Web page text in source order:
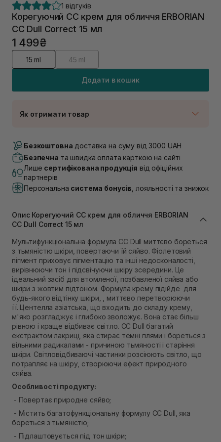
1 відгуків
Корегуючий СС крем для обличчя ERBORIAN
CC Dull Correct 15 мл
1 499₴
15 ml 45 ml
Додати в кошик
Як отримати товар
Немає в наявності!
В наявності
Самовивіз м. Львів, вул. Академіка Підстригача, 1В
(Duck’s Lake)
Немає в наявності!
В наявності
Самовивіз м. Львів, вул. Степана Бандери 45
Самовивіз м. Рівне, вул. 16-го Липня, 15
В наявності
Самовивіз м. Рівне, вул. Кулика і Гудачека 23 (ТЦ
Екватор)
Немає в наявності!
Безкоштовна доставка на суму від 3000 UAH
Безпечна та швидка оплата карткою на сайті
Лише сертифікована продукція від офіційних
партнерів
Персональна система бонусів , лояльності та знижок
Опис Корегуючий СС крем для обличчя ERBORIAN
CC Dull Correct 15 мл
Мультифункціональна формула CC Dull миттєво бореться
з тьмяністю шкіри, повертаючи їй сяйво. Фіолетовий
пігмент приховує пігментацію та інші недосконалості,
вирівнюючи тон і підсвічуючи шкіру зсередини. Це
ідеальний засіб для втомленої, позбавленої сяйва або
шкіри з жовтим підтоном. Формула крему підійде для
будь-якого відтінку шкіри, , миттєво перетворюючи
її. Центелла азіатська, що входить до складу крему,
м'яко розгладжує і глибоко зволожує. Вона стає більш
рівною і краще відбиває світло. СС Dull багатий
екстрактом лакриці, яка стирає темні плями і бореться з
вільними радикалами - причиною тьмяності і старіння
шкіри. Світловідбиваючі частинки розсіюють світло, що
потрапляє на шкіру, створюючи ефект природного
сяйва.
Особливості продукту:
- Повертає природне сяйво;
- Містить багатофункціональну формулу СС Dull, яка
бореться з тьмяністю;
- Підлаштовується під тон шкіри;